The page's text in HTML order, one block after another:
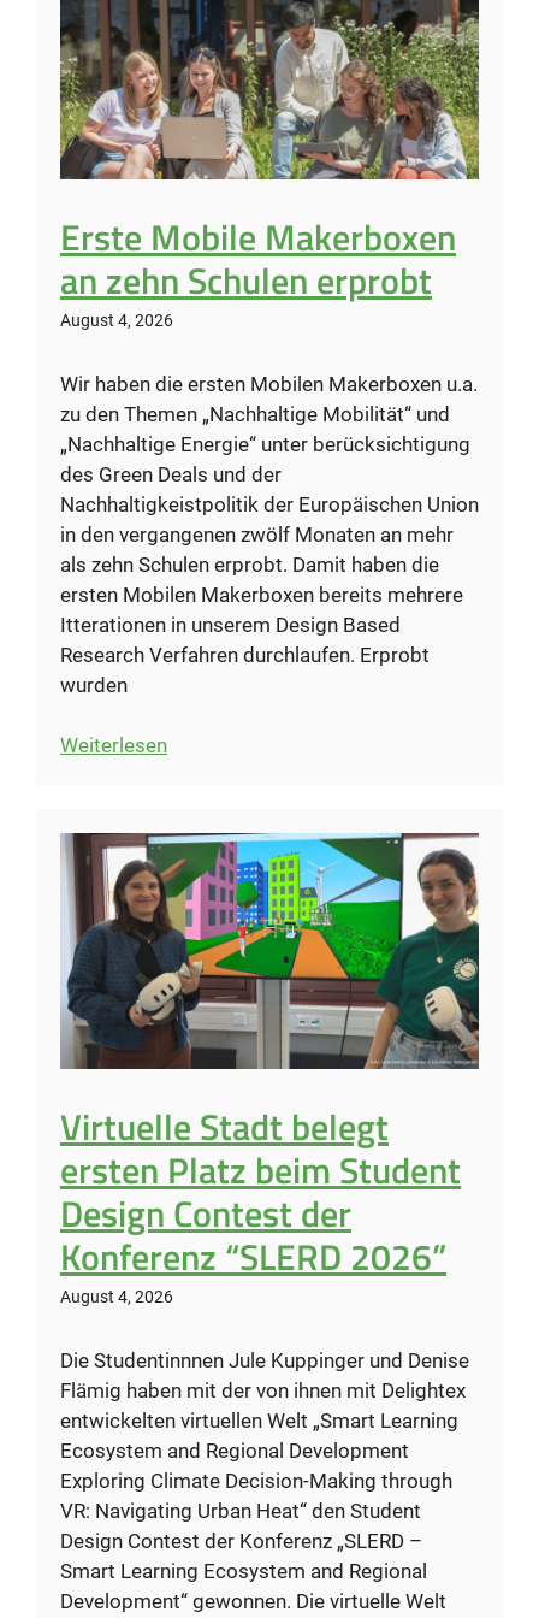
Erste Mobile Makerboxen
an zehn Schulen erprobt
August 4, 2026
Wir haben die ersten Mobilen Makerboxen u.a.
zu den Themen „Nachhaltige Mobilität“ und
„Nachhaltige Energie“ unter berücksichtigung
des Green Deals und der
Nachhaltigkeistpolitik der Europäischen Union
in den vergangenen zwölf Monaten an mehr
als zehn Schulen erprobt. Damit haben die
ersten Mobilen Makerboxen bereits mehrere
Itterationen in unserem Design Based
Research Verfahren durchlaufen. Erprobt
wurden
Weiterlesen:
Makerboxen
an
zehn
Schulen
erprobt
Virtuelle Stadt belegt
ersten Platz beim Student
Design Contest der
Konferenz “SLERD 2026”
August 4, 2026
Die Studentinnnen Jule Kuppinger und Denise
Flämig haben mit der von ihnen mit Delightex
entwickelten virtuellen Welt „Smart Learning
Ecosystem and Regional Development
Exploring Climate Decision-Making through
VR: Navigating Urban Heat“ den Student
Design Contest der Konferenz „SLERD –
Smart Learning Ecosystem and Regional
Development“ gewonnen. Die virtuelle Welt